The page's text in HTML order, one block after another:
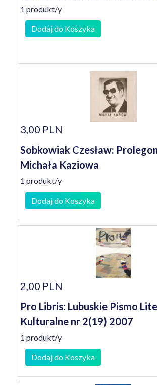
1 produkt/y
Dodaj do Koszyka
3,00 PLN
Sobkowiak Czesław:
Michała Kaziowa
1 produkt/y
Dodaj do Koszyka
2,00 PLN
Pro Libris: Lubuskie Pismo
Kulturalne nr 2(19) 2007
1 produkt/y
Dodaj do Koszyka